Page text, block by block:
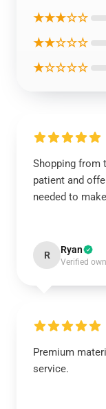
★★★☆☆
★★☆☆☆
★☆☆☆☆
Shopping from
patient and
needed to
R Ryan
Verified
Premium
service.